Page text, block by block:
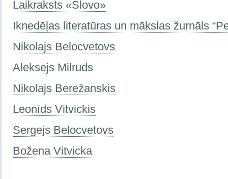
Laikraksts «Slovo»
Iknedēļas literatūras un mākslas žurnāls
Nikolajs Belocvetovs
Aleksejs Milruds
Nikolajs Berežanskis
Leonīds Vitvickis
Sergejs Belocvetovs
Božena Vitvicka